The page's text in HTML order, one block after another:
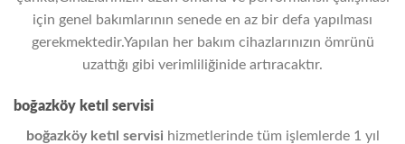
için genel bakımlarının senede en az bir defa yapılması
gerekmektedir.Yapılan her bakım cihazlarınızın ömrünü
uzattığı gibi verimliliğinide artıracaktır.
boğazköy ketıl servisi
boğazköy ketıl servisi hizmetlerinde tüm işlemlerde 1 yıl